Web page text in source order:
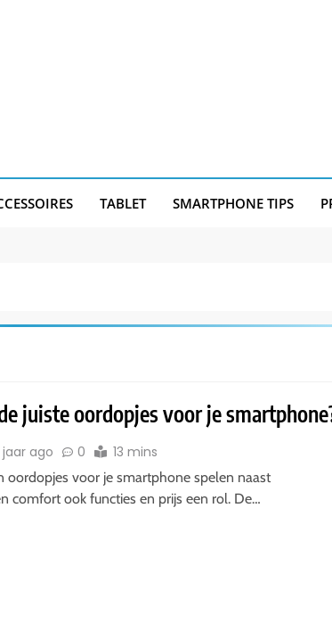
TABLET SMARTPHONE TIPS
juiste oordopjes voor je
jaar ago 0 13 mins
oordopjes voor je smartphone spelen naast
comfort ook functies en prijs een rol. De…